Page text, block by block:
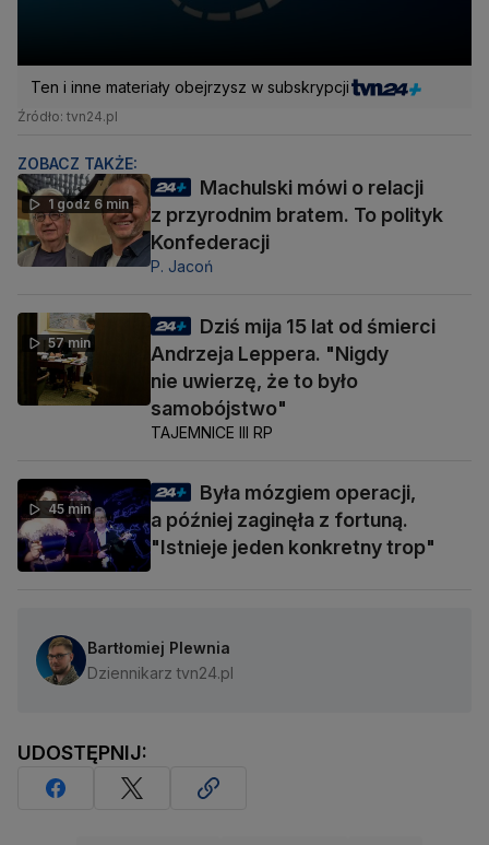
Ten i inne materiały obejrzysz w subskrypcji
Źródło: tvn24.pl
ZOBACZ TAKŻE:
1 godz 6 min
Machulski mówi o relacji
z przyrodnim bratem. To polityk
Konfederacji
P. Jacoń
57 min
Dziś mija 15 lat od śmierci
Andrzeja Leppera. "Nigdy
nie uwierzę, że to było
samobójstwo"
TAJEMNICE III RP
45 min
Była mózgiem operacji,
a później zaginęła z fortuną.
"Istnieje jeden konkretny trop"
Bartłomiej Plewnia
Dziennikarz tvn24.pl
UDOSTĘPNIJ: